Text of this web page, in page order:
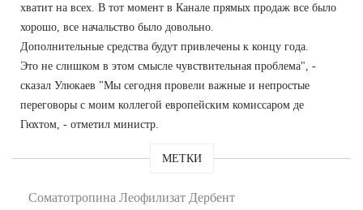
хватит на всех. В тот момент в Канале прямых продаж все было
хорошо, все начальство было довольно.
Дополнительные средства будут привлечены к концу года.
Это не слишком в этом смысле чувствительная проблема", -
сказал Улюкаев "Мы сегодня провели важные и непростые
переговоры с моим коллегой европейским комиссаром де
Гюхтом, - отметил министр.
МЕТКИ
Соматотропина Леофилизат Дербент